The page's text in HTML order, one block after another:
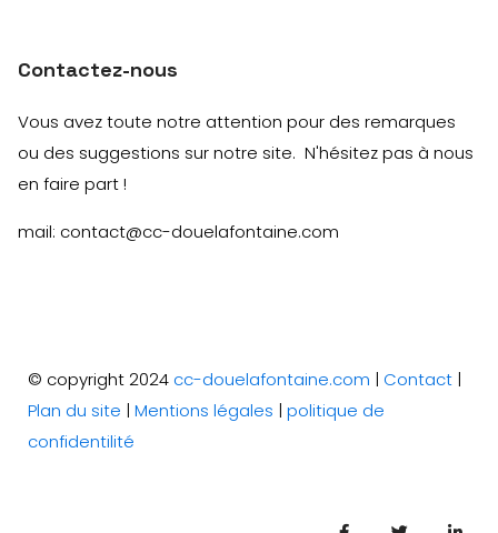
Contactez-nous
Vous avez toute notre attention pour des remarques
ou des suggestions sur notre site. N'hésitez pas à nous
en faire part !
mail: contact@cc-douelafontaine.com
© copyright 2024 cc-douelafontaine.com | Contact |
Plan du site |Mentions légales |politique de
confidentilité